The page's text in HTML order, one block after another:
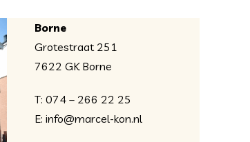
Borne
Grotestraat 251
7622 GK Borne
T: 074 – 266 22 25
E: info@marcel-kon.nl